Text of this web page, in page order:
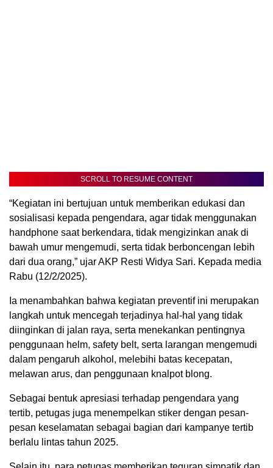
SCROLL TO RESUME CONTENT
“Kegiatan ini bertujuan untuk memberikan edukasi dan
sosialisasi kepada pengendara, agar tidak menggunakan
handphone saat berkendara, tidak mengizinkan anak di
bawah umur mengemudi, serta tidak berboncengan lebih
dari dua orang,” ujar AKP Resti Widya Sari. Kepada media
Rabu (12/2/2025).
Ia menambahkan bahwa kegiatan preventif ini merupakan
langkah untuk mencegah terjadinya hal-hal yang tidak
diinginkan di jalan raya, serta menekankan pentingnya
penggunaan helm, safety belt, serta larangan mengemudi
dalam pengaruh alkohol, melebihi batas kecepatan,
melawan arus, dan penggunaan knalpot blong.
Sebagai bentuk apresiasi terhadap pengendara yang
tertib, petugas juga menempelkan stiker dengan pesan-
pesan keselamatan sebagai bagian dari kampanye tertib
berlalu lintas tahun 2025.